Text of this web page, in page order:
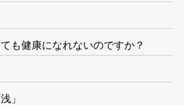
も健康になれないのですか？
」